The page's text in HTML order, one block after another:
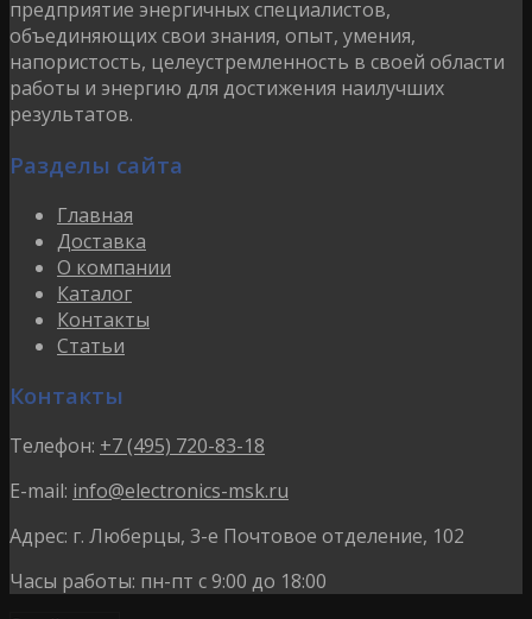
предприятие энергичных специалистов,
объединяющих свои знания, опыт, умения,
напористость, целеустремленность в своей области
работы и энергию для достижения наилучших
результатов.
Разделы сайта
Главная
Доставка
О компании
Каталог
Контакты
Статьи
Контакты
Телефон: +7 (495) 720-83-18
E-mail: info@electronics-msk.ru
Адрес: г. Люберцы, 3-е Почтовое отделение, 102
Часы работы: пн-пт с 9:00 до 18:00